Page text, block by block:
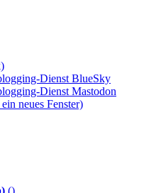
Dienst BlueSky
Dienst Mastodon
neues Fenster)